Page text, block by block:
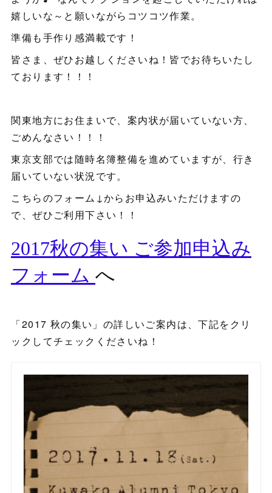
嬉しいな～と願いながらコツコツ作業。
準備も手作り感満載です！
皆さま、ぜひお越しくださいね！皆でお待ちいたし
ております！！！
関東地方にお住まいで、案内状が届いていない方、
ごめんなさい！！！
東京支部では随時名簿整備を進めていますが、行き
届いていない状況です。
こちらのフォーム↓からお申込みいただけますの
で、ぜひご利用下さい！！
「2017 秋の集い」の詳しいご案内は、下記をクリ
ックしてチェックくださいね！